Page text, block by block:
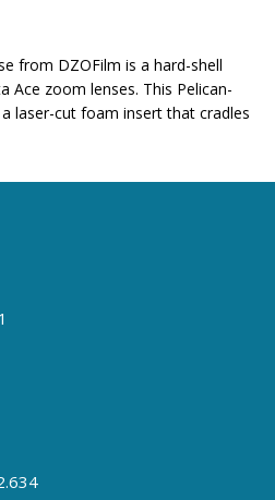
from DZOFilm is a hard-shell
Ace zoom lenses. This Pelican-
laser-cut foam insert that cradles